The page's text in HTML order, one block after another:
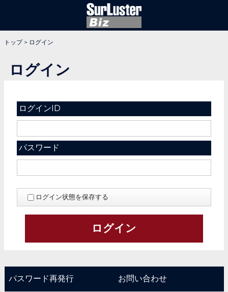
トップ> ログイン
ログイン
ログインID
パスワード
ログイン状態を保存する
パスワード再発行 お問い合わせ